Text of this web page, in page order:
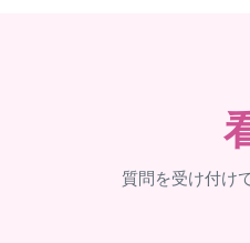
質問を受け付け